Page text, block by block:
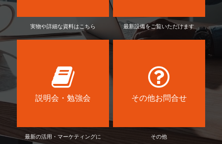
実物や詳細な資料はこちら 最新設備をご覧いただけます
説明会・勉強会
最新の活用・マーケティングに
その他お問合せ
その他